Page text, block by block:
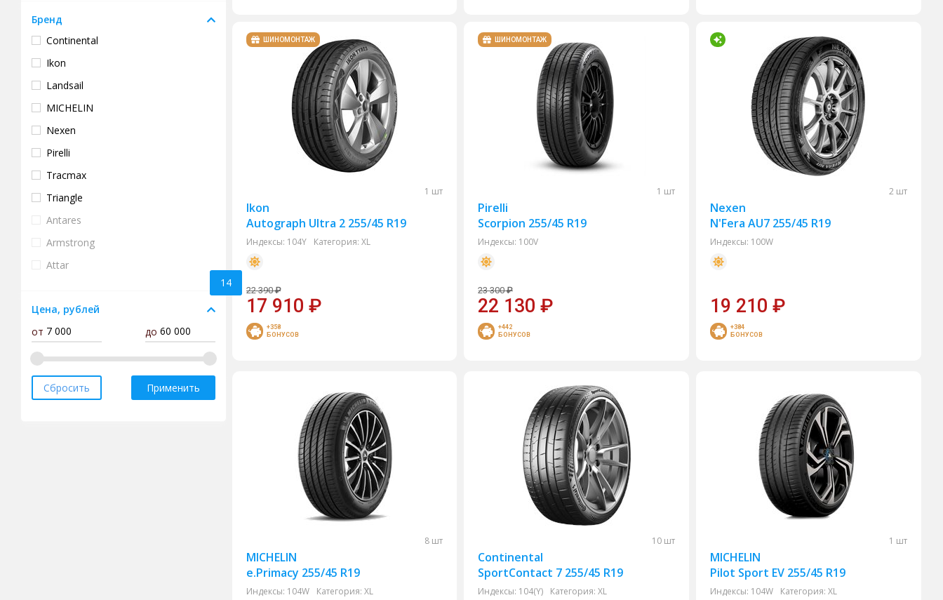
Бренд
Continental
Ikon
Landsail
MICHELIN
Nexen
Pirelli
Tracmax
Triangle
Antares
Armstrong
Attar
BF Goodrich
Bridgestone
Compasal
Cordiant
Delinte
Цена, рублей
от
до
Применить
Сбросить
14
ШИНОМОНТАЖ
1 шт
Ikon
Autograph Ultra 2 255/45 R19
Индексы: 104Y Категория: XL
22 390 ₽
17 910 ₽
+358
БОНУСОВ
ШИНОМОНТАЖ
1 шт
Pirelli
Scorpion 255/45 R19
Индексы: 100V
23 300 ₽
22 130₽
+442
БОНУСОВ
2 шт
Nexen
N'Fera AU7 255/45 R19
Индексы: 100W
19 210₽
+384
БОНУСОВ
8 шт
MICHELIN
e.Primacy 255/45 R19
Индексы: 104W Категория: XL
10 шт
Continental
SportContact 7 255/45 R19
Индексы: 104(Y) Категория: XL
1 шт
MICHELIN
Pilot Sport EV 255/45 R19
Индексы: 104W Категория: XL